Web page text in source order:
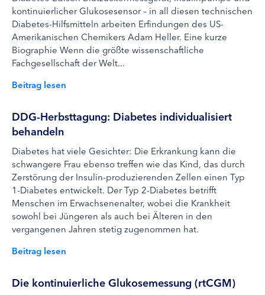
kontinuierlicher Glukosesensor – in all diesen technischen
Diabetes-Hilfsmitteln arbeiten Erfindungen des US-
Amerikanischen Chemikers Adam Heller. Eine kurze
Biographie Wenn die größte wissenschaftliche
Fachgesellschaft der Welt...
Beitrag lesen
DDG-Herbsttagung: Diabetes individualisiert
behandeln
Diabetes hat viele Gesichter: Die Erkrankung kann die
schwangere Frau ebenso treffen wie das Kind, das durch
Zerstörung der Insulin-produzierenden Zellen einen Typ
1-Diabetes entwickelt. Der Typ 2-Diabetes betrifft
Menschen im Erwachsenenalter, wobei die Krankheit
sowohl bei Jüngeren als auch bei Älteren in den
vergangenen Jahren stetig zugenommen hat.
Beitrag lesen
Die kontinuierliche Glukosemessung (rtCGM)